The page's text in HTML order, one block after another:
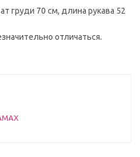
груди 70 см, длина рукава 52
отличаться.